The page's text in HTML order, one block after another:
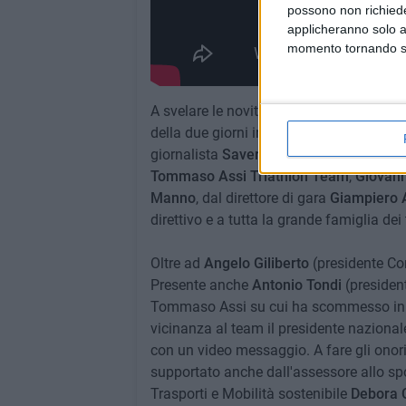
possono non
applicheranno solo
momento tornando
A svelare le novità e illustrare lo
della due giorni in una conferenza
giornalista Saverio Montingelli,
Tommaso Assi Triathlon Team,
Manno, dal direttore di gara Giampiero
direttivo e a tutta la grande famiglia
Oltre ad Angelo Giliberto(presidente
Presente anche Antonio Tondi
Tommaso Assi su cui ha scommesso
vicinanza al team il presidente
con un video messaggio. A fare gli
supportato anche dall'assessore allo
Trasporti e Mobilità sostenibile Debora